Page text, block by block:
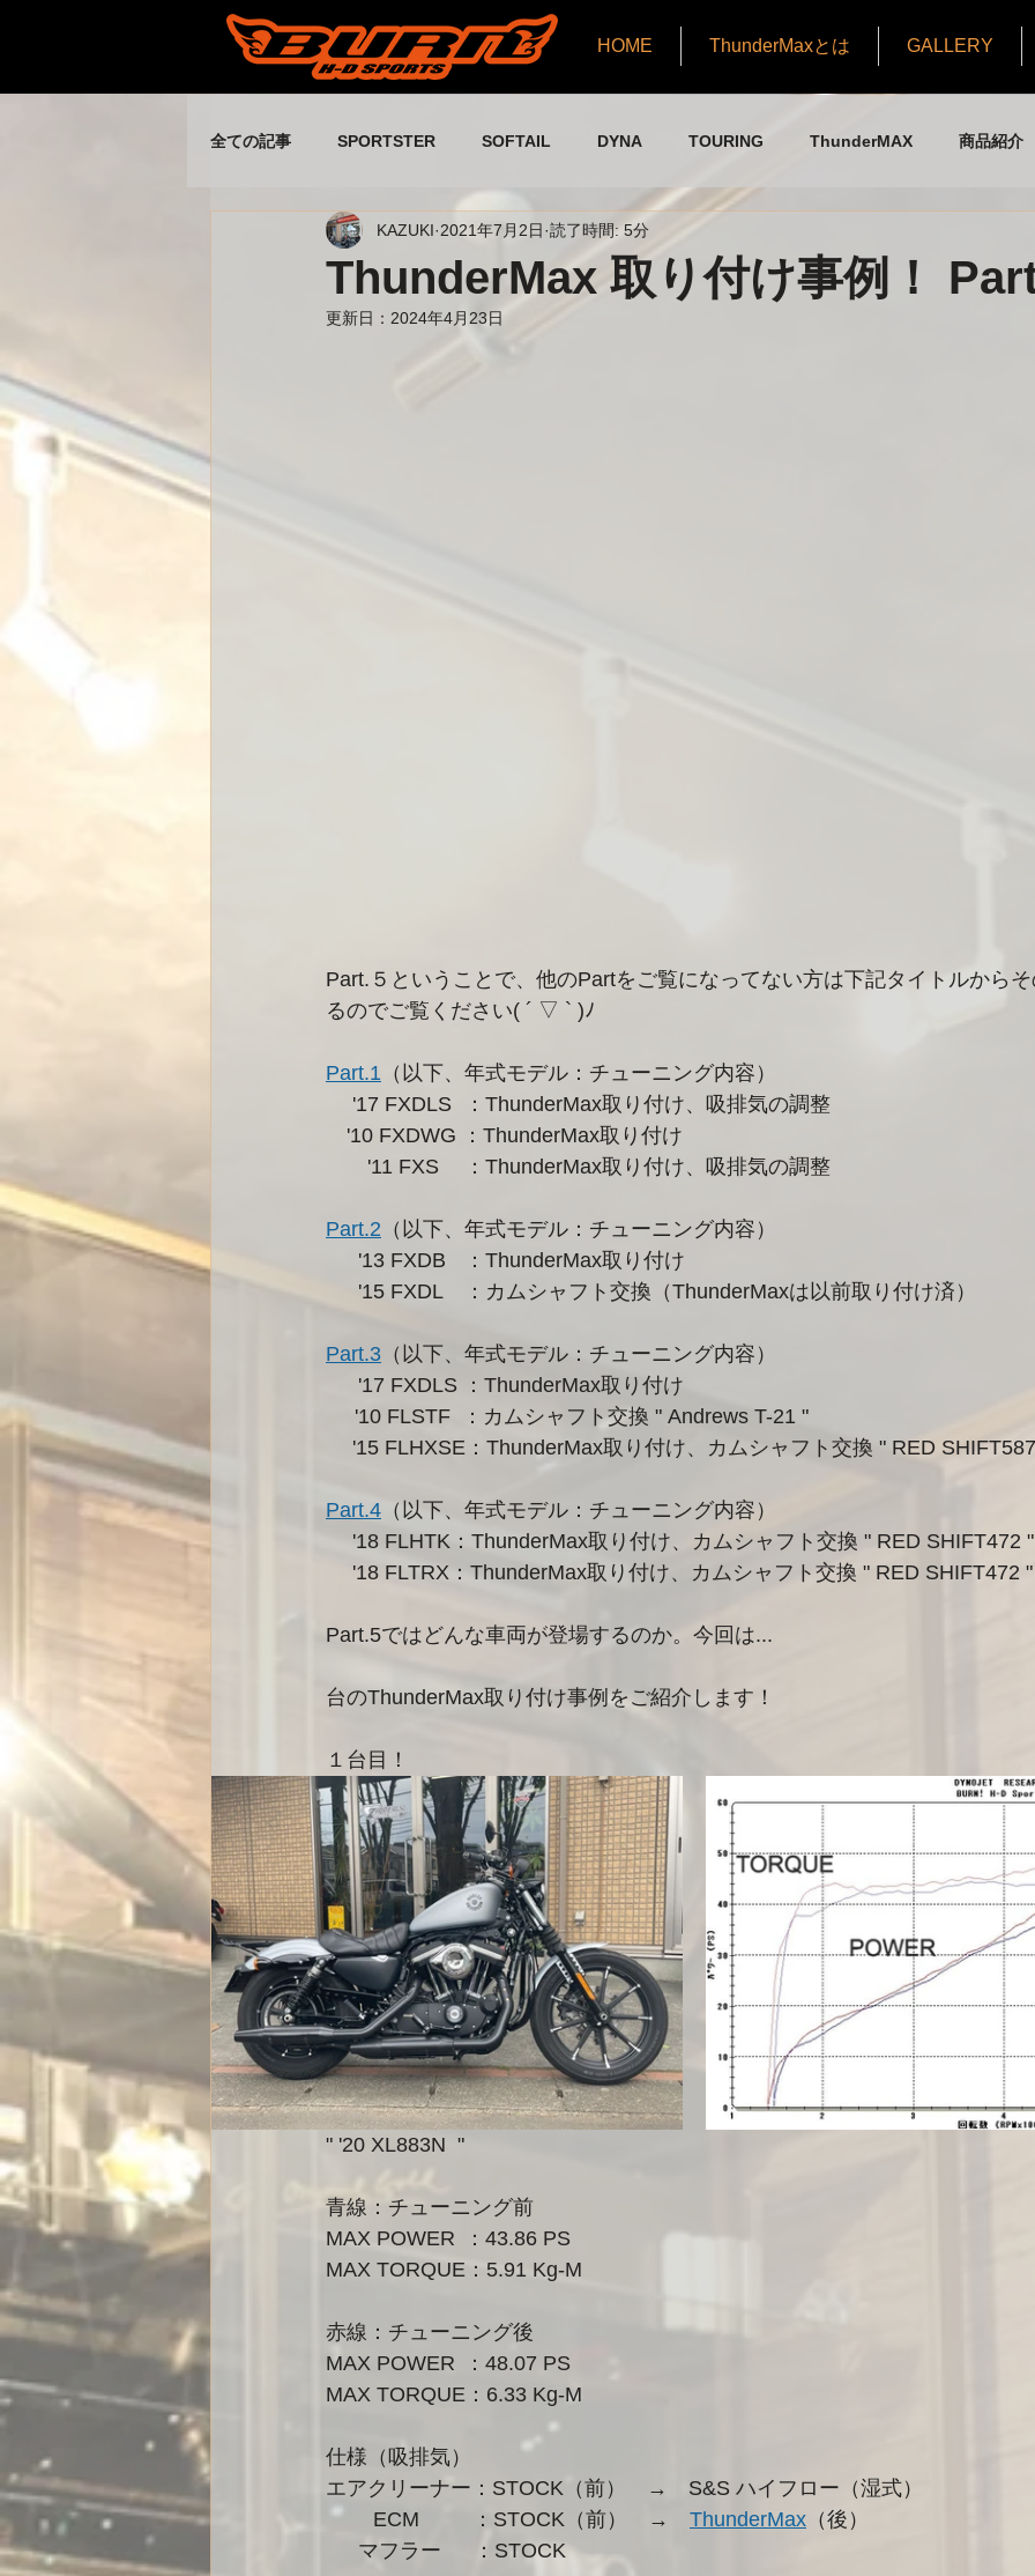
HOME ThunderMaxとは GALLERY
全ての記事 SPORTSTER SOFTAIL DYNA TOURING ThunderMAX 商品紹介
休日の出来事 Buell 旧スタッフブログ part1
旧スタッフブログ part4
ThunderMax 取り付け事例！
KAZUKI 2021年7月2日 読了時間: 5分
更新日： 2024年4月23日
Part.５ということで、他のPartをご覧になってない方は下記タイトルから
るのでご覧ください( ´ ▽ ` )ﾉ
Part.1 （以下、年式モデル：チューニング内容）
'17 FXDLS	：ThunderMax取り付け、吸排気の調整
'10 FXDWG ：ThunderMax取り付け
'11 FXS	：ThunderMax取り付け、吸排気の調整
Part.2 （以下、年式モデル：チューニング内容）
'13 FXDB	：ThunderMax取り付け
'15 FXDL	：カムシャフト交換（ThunderMaxは以前取り付け済）
Part.3 （以下、年式モデル：チューニング内容）
'17 FXDLS ：ThunderMax取り付け
     '10 FLSTF  ：カムシャフト交換 " Andrews T-21 "
'15 FLHXSE：ThunderMax取り付け、カムシャフト交換 " RED
Part.4 （以下、年式モデル：チューニング内容）
'18 FLHTK：ThunderMax取り付け、カムシャフト交換 " RED SHIFT472 "
'18 FLTRX：ThunderMax取り付け、カムシャフト交換 " RED SHIFT472 "
Part.5ではどんな車両が登場するのか。今回は...
台のThunderMax取り付け事例をご紹介します！
１台目！
" '20 XL883N  "
青線：チューニング前
MAX POWER	：43.86 PS
MAX TORQUE：5.91 Kg-M
赤線：チューニング後
MAX POWER	：48.07 PS
MAX TORQUE：6.33 Kg-M
仕様（吸排気）
エアクリーナー：STOCK（前）　→　S&S ハイフロー（湿式）
ECM 　　 ：STOCK（前）　→ ThunderMax （後）
マフラー　  ：STOCK